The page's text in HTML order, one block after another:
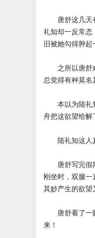
唐舒这几天有
礼知却一反常态
旧被她勾得肿起
之所以唐舒难
总觉得有种莫名
本以为陆礼知
舟把这欲望给解
陆礼知这人真
唐舒写完假期
刚坐时，双腿
其妙产生的欲望
唐舒看了一眼
来！